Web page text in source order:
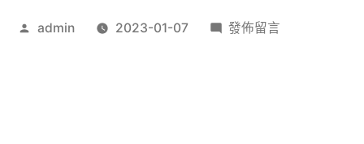
作
admin 2023-01-07
在
發佈留言